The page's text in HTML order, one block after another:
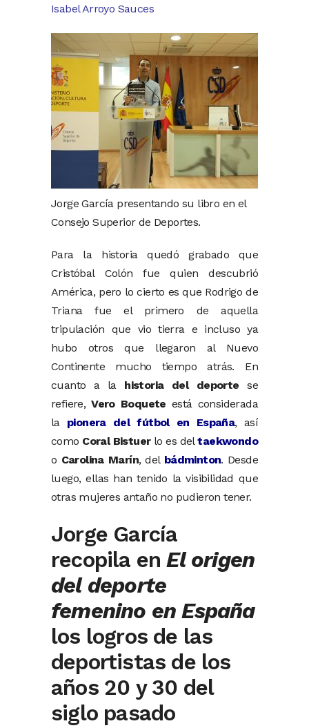
Isabel Arroyo Sauces
Jorge García presentando su libro en el
Consejo Superior de Deportes.
Para la historia quedó grabado que
Cristóbal Colón fue quien descubrió
América, pero lo cierto es que Rodrigo de
Triana fue el primero de aquella
tripulación que vio tierra e incluso ya
hubo otros que llegaron al Nuevo
Continente mucho tiempo atrás. En
cuanto a la historia del deporte se
refiere,Vero Boquete está considerada
la pionera del fútbol en España, así
como Coral Bistuerlo es deltaekwondo
o Carolina Marín, del bádminton. Desde
luego, ellas han tenido la visibilidad que
otras mujeres antaño no pudieron tener.
Jorge García
recopila enEl origen
del deporte
femenino en España
los logros de las
deportistas de los
años 20 y 30 del
siglo pasado